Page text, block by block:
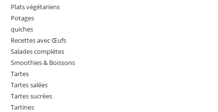
Plats végétariens
Potages
quiches
Recettes avec Œufs
Salades complétes
Smoothies & Boissons
Tartes
Tartes salées
Tartes sucrées
Tartines